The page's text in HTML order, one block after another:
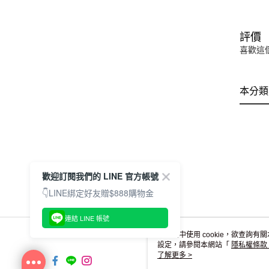
評價
喜歡這
本分
本網站中使用 cookie，欲查詢有
設定，請參閱本網站「 隱私權條款
使用 cookie。
了解更多 >
歡迎訂閱我們的 LINE 官方帳號
👇LINE綁定好友贈$888購物金
連結 LINE 帳號